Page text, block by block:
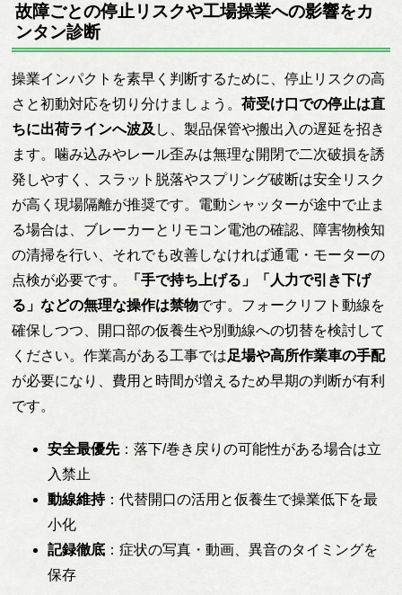
故障ごとの停止リスクや工場操業への影響をカ
ンタン診断
操業インパクトを素早く判断するために、停止リスクの高
さと初動対応を切り分けましょう。荷受け口での停止は直
ちに出荷ラインへ波及 し、製品保管や搬出入の遅延を招き
ます。噛み込みやレール歪みは無理な開閉で二次破損を誘
発しやすく、スラット脱落やスプリング破断は安全リスク
が高く現場隔離が推奨です。電動シャッターが途中で止ま
る場合は、ブレーカーとリモコン電池の確認、障害物検知
の清掃を行い、それでも改善しなければ通電・モーターの
点検が必要です。
「手で持ち上げる」「人力で引き下げ
る」などの無理な操作は禁物です。フォークリフト動線を
確保しつつ、開口部の仮養生や別動線への切替を検討して
ください。作業高がある工事では足場や高所作業車の手配
が必要になり、費用と時間が増えるため早期の判断が有利
です。
安全最優先：落下/巻き戻りの可能性がある場合は立
入禁止
動線維持：代替開口の活用と仮養生で操業低下を最
小化
記録徹底 ：症状の写真・動画、異音のタイミングを
保存